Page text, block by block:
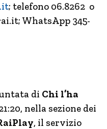
; telefono 06.8262 o
; WhatsApp 345-
di Chi l’ha
nella sezione dei
, il servizio